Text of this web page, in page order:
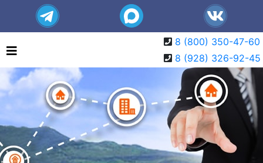
8 (800) 350-47-60
8 (928) 326-92-45